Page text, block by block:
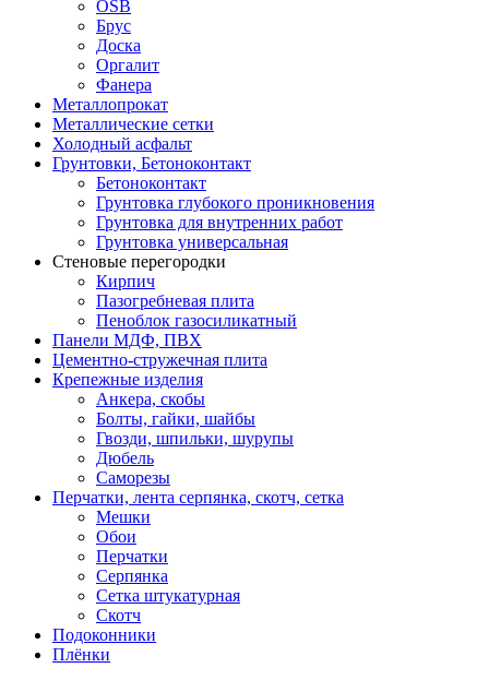
OSB
Брус
Доска
Оргалит
Фанера
Металлопрокат
Металлические сетки
Холодный асфальт
Грунтовки, Бетоноконтакт
Бетоноконтакт
Грунтовка глубокого проникновения
Грунтовка для внутренних работ
Грунтовка универсальная
Стеновые перегородки
Кирпич
Пазогребневая плита
Пеноблок газосиликатный
Панели МДФ, ПВХ
Цементно-стружечная плита
Крепежные изделия
Анкера, скобы
Болты, гайки, шайбы
Гвозди, шпильки, шурупы
Дюбель
Саморезы
Перчатки, лента серпянка, скотч, сетка
Мешки
Обои
Перчатки
Серпянка
Сетка штукатурная
Скотч
Подоконники
Плёнки